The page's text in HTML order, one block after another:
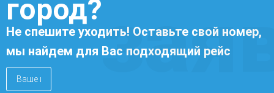
город?
Не спешите уходить! Оставьте свой номер,
мы найдем для Вас подходящий рейс